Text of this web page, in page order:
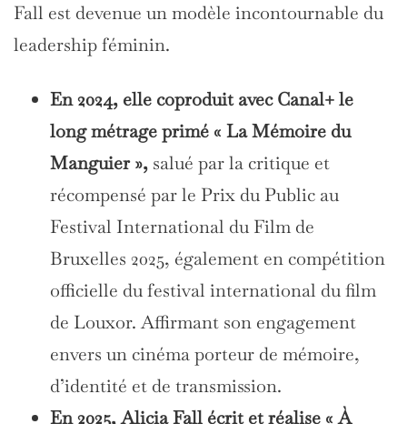
Fall est devenue un modèle incontournable du
leadership féminin.
En 2024, elle coproduit avec Canal+ le
long métrage primé « La Mémoire du
Manguier », salué par la critique et
récompensé par le Prix du Public au
Festival International du Film de
Bruxelles 2025, également en compétition
officielle du festival international du film
de Louxor. Affirmant son engagement
envers un cinéma porteur de mémoire,
d’identité et de transmission.
En 2025, Alicia Fall écrit et réalise « À